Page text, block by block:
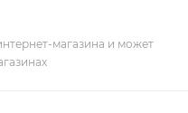
магазина и может